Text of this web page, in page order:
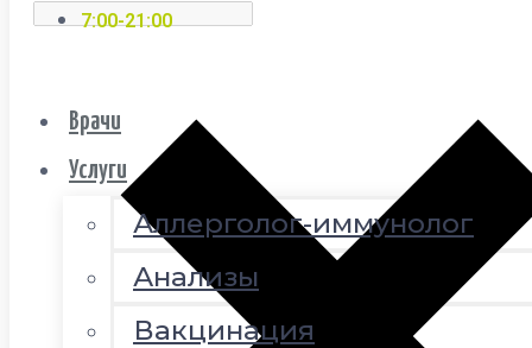
7:00-21:00
Врачи
Услуги
Аллерголог-иммунолог
Анализы
Вакцинация